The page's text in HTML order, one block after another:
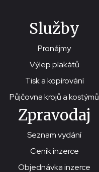
Služby
Pronájmy
Výlep plakátů
Tisk a kopírování
Půjčovna krojů a kostýmů
Zpravodaj
Seznam vydání
Ceník inzerce
Objednávka inzerce